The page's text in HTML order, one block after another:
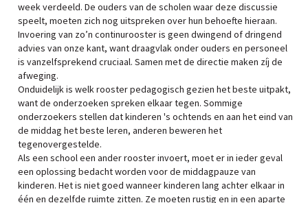
week verdeeld. De ouders van de scholen waar deze discussie
speelt, moeten zich nog uitspreken over hun behoefte hieraan.
Invoering van zo’n continurooster is geen dwingend of dringend
advies van onze kant, want draagvlak onder ouders en personeel
is vanzelfsprekend cruciaal. Samen met de directie maken zíj de
afweging.
Onduidelijk is welk rooster pedagogisch gezien het beste uitpakt,
want de onderzoeken spreken elkaar tegen. Sommige
onderzoekers stellen dat kinderen 's ochtends en aan het eind van
de middag het beste leren, anderen beweren het
tegenovergestelde.
Als een school een ander rooster invoert, moet er in ieder geval
een oplossing bedacht worden voor de middagpauze van
kinderen. Het is niet goed wanneer kinderen lang achter elkaar in
één en dezelfde ruimte zitten. Ze moeten rustig en in een aparte